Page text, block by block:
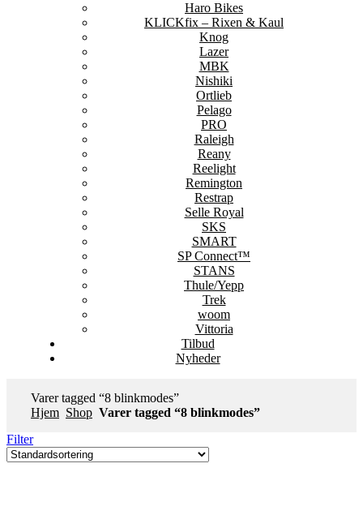
Haro Bikes
KLICKfix – Rixen & Kaul
Knog
Lazer
MBK
Nishiki
Ortlieb
Pelago
PRO
Raleigh
Reany
Reelight
Remington
Restrap
Selle Royal
SKS
SMART
SP Connect™
STANS
Thule/Yepp
Trek
woom
Vittoria
Tilbud
Nyheder
Varer tagged “8 blinkmodes”
Hjem Shop Varer tagged “8 blinkmodes”
Filter